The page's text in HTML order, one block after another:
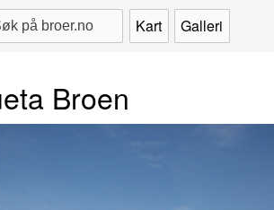
Kart Galleri
Broen